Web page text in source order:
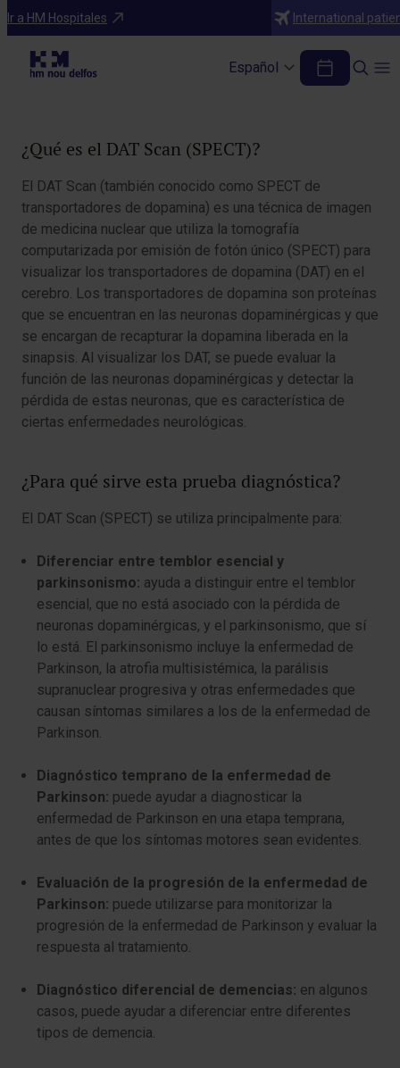
Ir a HM Hospitales International
Español
Pruebas Diagnósticas y Tratamientos
DAT Scan (SPECT)
¿Qué es el DAT Scan (SPECT)?
El DAT Scan (también conocido como SPECT de
transportadores de dopamina) es una técnica de imagen
de medicina nuclear que utiliza la tomografía
computarizada por emisión de fotón único (SPECT) para
visualizar los transportadores de dopamina (DAT) en el
cerebro. Los transportadores de dopamina son proteínas
que se encuentran en las neuronas dopaminérgicas y que
se encargan de recapturar la dopamina liberada en la
sinapsis. Al visualizar los DAT, se puede evaluar la
función de las neuronas dopaminérgicas y detectar la
pérdida de estas neuronas, que es característica de
ciertas enfermedades neurológicas.
¿Para qué sirve esta prueba diagnóstica?
El DAT Scan (SPECT) se utiliza principalmente para:
Diferenciar entre temblor esencial y
parkinsonismo: ayuda a distinguir entre el temblor
esencial, que no está asociado con la pérdida de
neuronas dopaminérgicas, y el parkinsonismo, que sí
lo está. El parkinsonismo incluye la enfermedad de
Parkinson, la atrofia multisistémica, la parálisis
supranuclear progresiva y otras enfermedades que
causan síntomas similares a los de la enfermedad de
Parkinson.
Diagnóstico temprano de la enfermedad de
Parkinson: puede ayudar a diagnosticar la
enfermedad de Parkinson en una etapa temprana,
antes de que los síntomas motores sean evidentes.
Evaluación de la progresión de la enfermedad de
Parkinson: puede utilizarse para monitorizar la
progresión de la enfermedad de Parkinson y evaluar la
respuesta al tratamiento.
Diagnóstico diferencial de demencias: en algunos
casos, puede ayudar a diferenciar entre diferentes
tipos de demencia.